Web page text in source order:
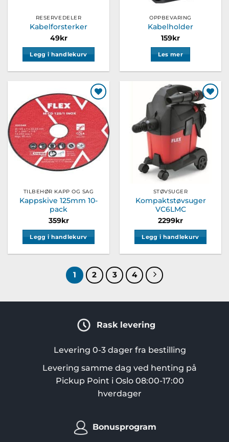
RESERVEDELER
Kabelforsterker
49kr
Legg i handlekurv
OPPBEVARING
Kabelholder
159kr
Les mer
Legg til
ønskeliste
TILBEHØR KAPP OG SAG
Kappskive 125mm 10-
pack
359kr
Legg i handlekurv
Legg til
ønskeliste
STØVSUGER
Kompaktstøvsuger
VC6LMC
2299kr
Legg i handlekurv
1 2 3 4
Rask levering
Levering 0-3 dager fra bestilling
Levering samme dag ved henting på
Pickup Point i Oslo 08:00-17:00
hverdager
Bonusprogram